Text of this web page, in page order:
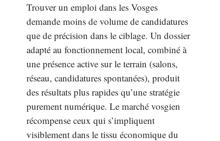
Trouver un emploi dans les Vosges
demande moins de volume de candidatures
que de précision dans le ciblage. Un dossier
adapté au fonctionnement local, combiné à
une présence active sur le terrain (salons,
réseau, candidatures spontanées), produit
des résultats plus rapides qu’une stratégie
purement numérique. Le marché vosgien
récompense ceux qui s’impliquent
visiblement dans le tissu économique du